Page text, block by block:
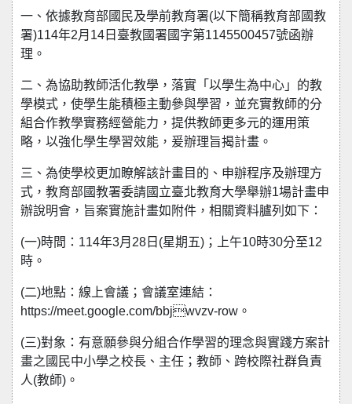
一、依據教育部國民及學前教育署(以下簡稱教育部國教
署)114年2月14日臺教國署國字第1145500457號函辦
理。
二、為協助教師活化教學，落實「以學生為中心」的教
學模式，使學生能積極主動參與學習，並充實教師的分
組合作教學實務經營能力，提供教師更多元的運用策
略，以強化學生學習效能，爰辦理旨揭計畫。
三、為使學校更加瞭解該計畫目的、申辦程序及辦理方
式，教育部國教署委請國立臺北教育大學舉辦1場計畫申
辦說明會，旨案實施計畫如附件，相關資料臚列如下：
(一)時間：114年3月28日(星期五)；上午10時30分至12
時。
(二)地點：線上會議；會議室連結：
https://meet.google.com/bbjwvzv-row。
(三)對象：有意願參與分組合作學習的理念與實踐方案計
畫之國民中小學之校長、主任；教師、跨校際社群負責
人(教師)。